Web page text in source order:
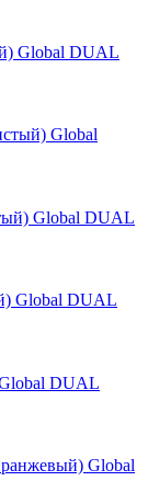
Global DUAL
Global DUAL
DUAL